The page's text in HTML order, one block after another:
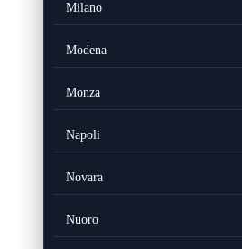
Milano
Modena
Monza
Napoli
Novara
Nuoro